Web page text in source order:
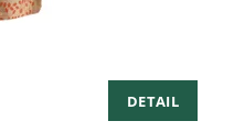
DETAIL